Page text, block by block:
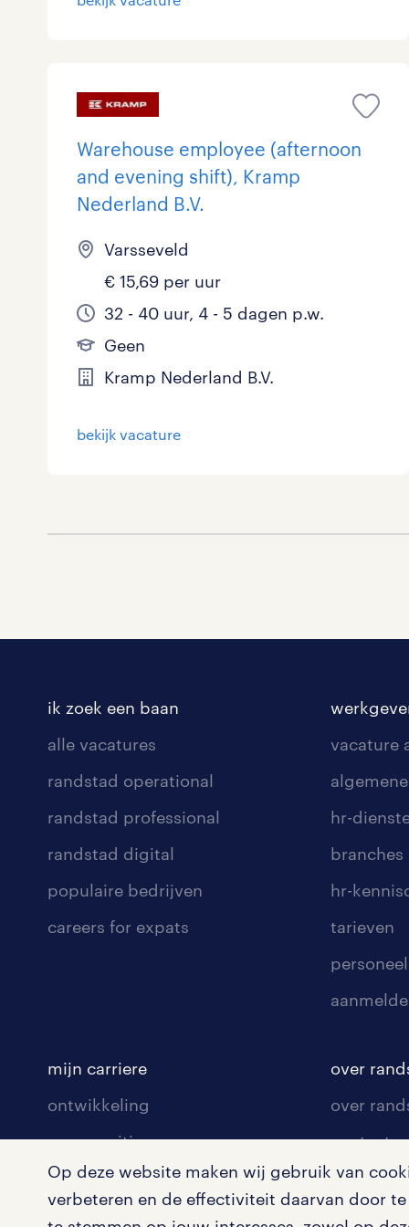
Op deze website maken wij gebruik van
verbeteren en de effectiviteit daarvan door
Webcare
toon 6 resultaten
Warehouse employee (afternoon
and evening shift), Kramp
Nederland B.V.
Varsseveld
€ 15,69 per uur
32 - 40 uur, 4 - 5 dagen p.w.
Geen
Kramp Nederland B.V.
bekijk vacature
ik zoek een baan
alle vacatures
randstad operational
randstad professional
randstad digital
populaire bedrijven
careers for expats
vacature
hr-
branches
hr-
tarieven
mijn carriere
ontwikkeling
communities
opleidingen en trainingen
over
over
contact
contact